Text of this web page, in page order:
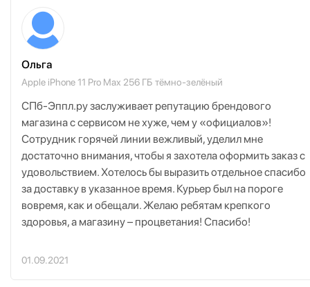
Ольга
Apple iPhone 11 Pro Max 256 ГБ тёмно-зелёный
СПб-Эппл.ру заслуживает репутацию брендового
магазина с сервисом не хуже, чем у «официалов»!
Сотрудник горячей линии вежливый, уделил мне
достаточно внимания, чтобы я захотела оформить заказ с
удовольствием. Хотелось бы выразить отдельное спасибо
за доставку в указанное время. Курьер был на пороге
вовремя, как и обещали. Желаю ребятам крепкого
здоровья, а магазину – процветания! Спасибо!
01.09.2021